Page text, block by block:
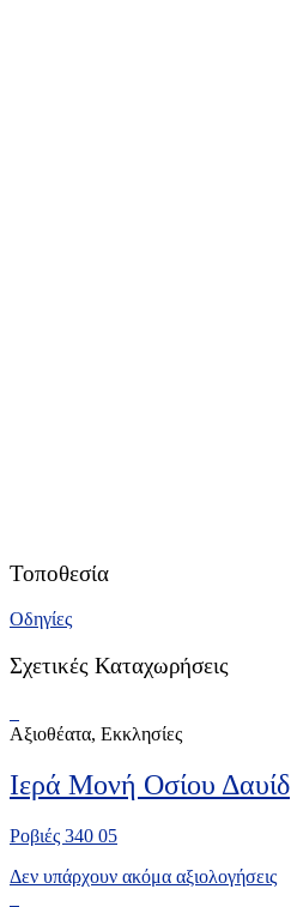
Τοποθεσία
Οδηγίες
Σχετικές Καταχωρήσεις
Αξιοθέατα, Εκκλησίες
Ιερά Μονή Οσίου Δαυίδ
Ροβιές 340 05
Δεν υπάρχουν ακόμα αξιολογήσεις